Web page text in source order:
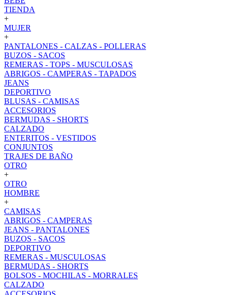
TIENDA
+
MUJER
+
PANTALONES - CALZAS - POLLERAS
BUZOS - SACOS
REMERAS - TOPS - MUSCULOSAS
ABRIGOS - CAMPERAS - TAPADOS
JEANS
DEPORTIVO
BLUSAS - CAMISAS
ACCESORIOS
BERMUDAS - SHORTS
CALZADO
ENTERITOS - VESTIDOS
CONJUNTOS
TRAJES DE BAÑO
OTRO
+
OTRO
HOMBRE
+
CAMISAS
ABRIGOS - CAMPERAS
JEANS - PANTALONES
BUZOS - SACOS
DEPORTIVO
REMERAS - MUSCULOSAS
BERMUDAS - SHORTS
BOLSOS - MOCHILAS - MORRALES
CALZADO